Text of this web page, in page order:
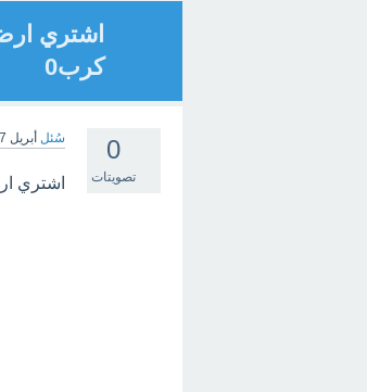
اشتري
كرب0
0
تصويتات
سُئل أبريل 27، 2018
اشتري